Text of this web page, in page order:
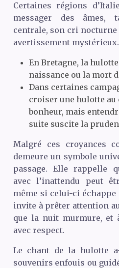
Certaines régions
messager des âmes,
centrale, son cri
avertissement mystérieux.
En Bretagne, la
naissance ou la mort
Dans certaines
croiser une hulotte
bonheur, mais
suite suscite la
Malgré ces croyances
demeure un symbole
passage. Elle rappelle
avec l’inattendu peut
même si celui-ci
invite à prêter attention
que la nuit murmure, et
avec respect.
Le chant de la hulotte
souvenirs enfouis ou